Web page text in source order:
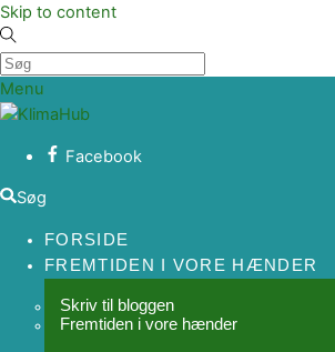
Skip to content
Menu
Facebook
Søg
FORSIDE
FREMTIDEN I VORE HÆNDER
Skriv til bloggen
Fremtiden i vore hænder